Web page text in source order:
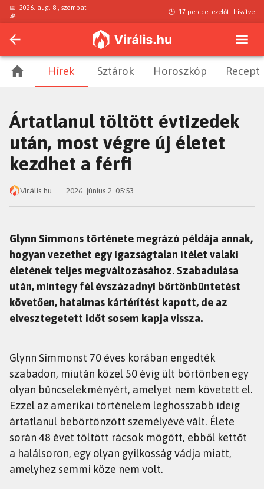
📅 2026. aug. 8., szombat
🎉
🕒 17 perccel ezelőtt frissítve
Hírek Sztárok Horoszkóp Recept
Ártatlanul töltött évtizedek
után, most végre új életet
kezdhet a férfi
Virális.hu 2026. június 2. 05:53
Glynn Simmons története megrázó példája annak,
hogyan vezethet egy igazságtalan ítélet valaki
életének teljes megváltozásához. Szabadulása
után, mintegy fél évszázadnyi börtönbüntetést
követően, hatalmas kártérítést kapott, de az
elvesztegetett időt sosem kapja vissza.
Glynn Simmonst 70 éves korában engedték
szabadon, miután közel 50 évig ült börtönben egy
olyan bűncselekményért, amelyet nem követett el.
Ezzel az amerikai történelem leghosszabb ideig
ártatlanul bebörtönzött személyévé vált. Élete
során 48 évet töltött rácsok mögött, ebből kettőt
a halálsoron, egy olyan gyilkosság vádja miatt,
amelyhez semmi köze nem volt.